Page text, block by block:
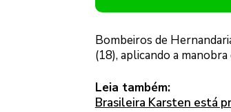
Bombeiros de
(18), aplicando a
Leia também:
Brasileira Karsten está